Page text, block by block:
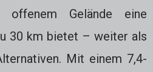
offenem Gelände eine
30 km bietet – weiter als
Mit einem 7,4-